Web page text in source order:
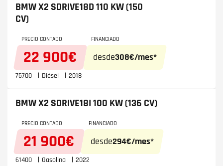
BMW X2 SDRIVE18D 110 KW (150
CV)
PRECIO CONTADO
22 900€
FINANCIADO
desde308€/mes*
75700 Diésel 2018
BMW X2 SDRIVE18I 100 KW (136 CV)
PRECIO CONTADO
21 900€
FINANCIADO
desde294€/mes*
61400 Gasolina 2022